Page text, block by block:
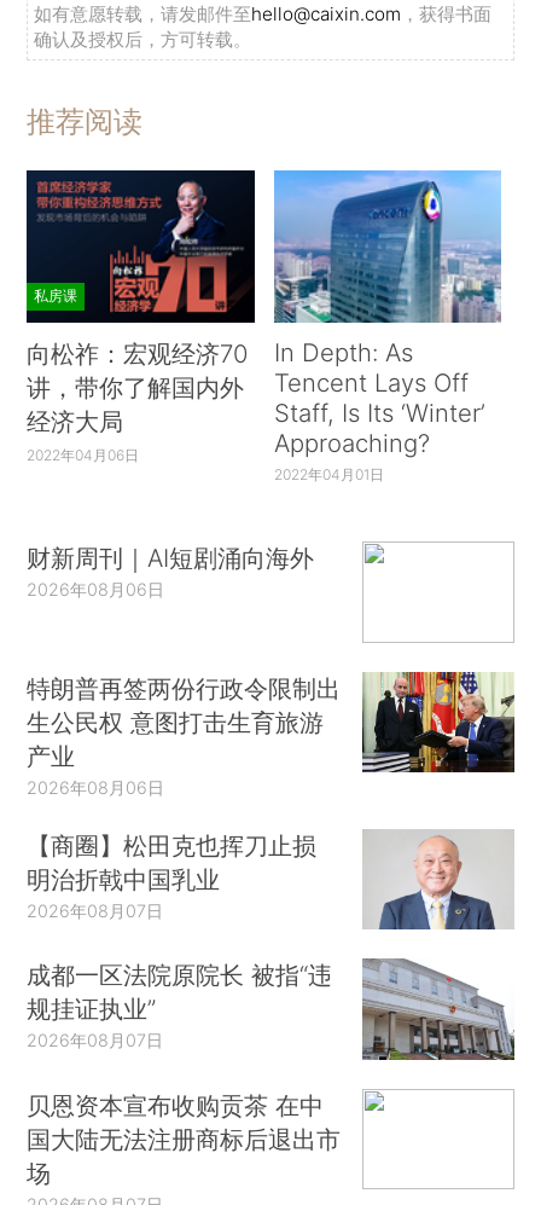
如有意愿转载，请发邮件至hello@caixin.com ，获得书面
确认及授权后，方可转载。
推荐阅读
私房课
向松祚：宏观经济70
讲，带你了解国内外
经济大局
2022年04月06日
In Depth: As
Tencent Lays Off
Staff, Is Its ‘Winter’
Approaching?
2022年04月01日
财新周刊｜AI短剧涌向海外
2026年08月06日
特朗普再签两份行政令限制出
生公民权 意图打击生育旅游
产业
2026年08月06日
【商圈】松田克也挥刀止损
明治折戟中国乳业
2026年08月07日
成都一区法院原院长 被指“违
规挂证执业”
2026年08月07日
贝恩资本宣布收购贡茶 在中
国大陆无法注册商标后退出市
场